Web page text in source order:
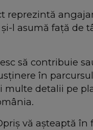
reprezintă
l asumă față de
să contribuie
în
multe detalii pe
vă așteaptă în